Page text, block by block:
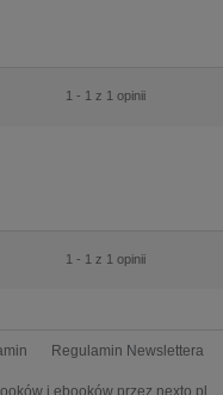
1 - 1 z 1 opinii
1 - 1 z 1 opinii
Regulamin Newslettera
i ebooków przez nexto.pl